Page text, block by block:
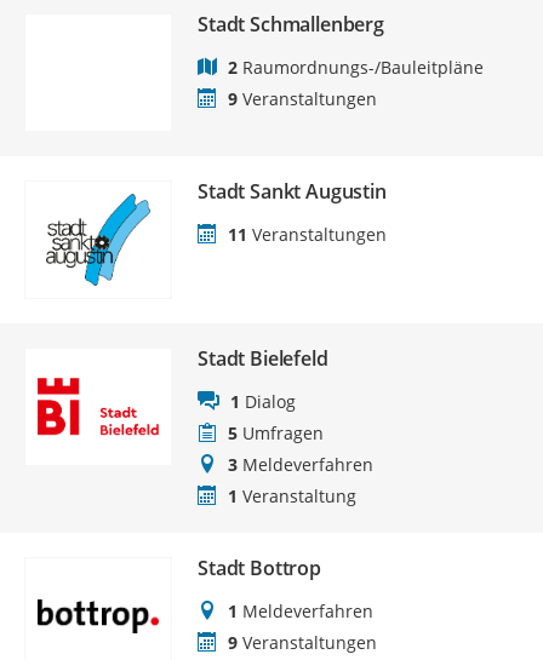
Stadt Schmallenberg
2 Raumordnungs-/Bauleitpläne
9 Veranstaltungen
Stadt Sankt Augustin
11 Veranstaltungen
Stadt Bielefeld
1 Dialog
5 Umfragen
3 Meldeverfahren
1 Veranstaltung
Stadt Bottrop
1 Meldeverfahren
9 Veranstaltungen